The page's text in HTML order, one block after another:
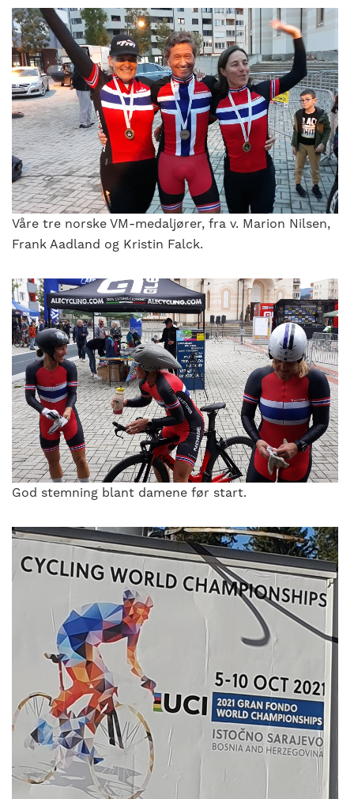
Våre tre norske VM-medaljører, fra v. Marion Nilsen,
Frank Aadland og Kristin Falck.
God stemning blant damene før start.